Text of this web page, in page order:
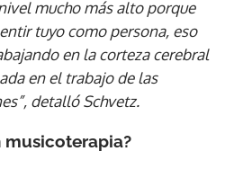
mucho más alto porque
tuyo como persona, eso
en la corteza cerebral
en el trabajo de las
detalló Schvetz.
musicoterapia?